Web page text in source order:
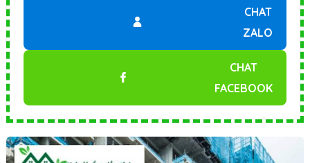
CHAT
ZALO
CHAT
FACEBOOK